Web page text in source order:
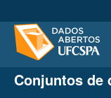
Conjuntos de
Conjuntos de